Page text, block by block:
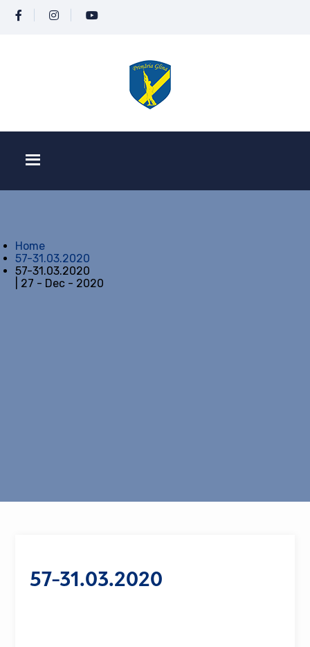
Home
57-31.03.2020
57-31.03.2020
| 27 - Dec - 2020
57-31.03.2020